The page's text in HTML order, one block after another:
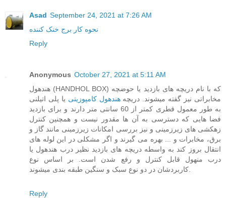
Asad September 24, 2021 at 7:26 AM
نحوه کار برج خنک کننده
Reply
Anonymous October 27, 2021 at 5:11 AM
هندهول (HANDHOL BOX) که با نام دریچه های بازدید یا حوضچه
مخابراتی نیز گفته میشوند. دریچههندهول کامپوزیتی یا پلی اتیلنی
به طور معمول قطری کمتر از 60 سانتی متر دارند و برای بازدید
فضا هایی که دسترسی به آن ها مقدور نیست و همچنین کنترل
زهکشی های زیرزمینی و نیز بررسی امکانات زیرزمینی مانند گاز و
برق، مخابرات و ... بهره می گیرند و اگر مشکلی در این لوله های
انتقال بروز کند به واسطه دریچه های بازدید نظیر درب هندهول یا
درب منهول قابل کنترل و رفع شدن است. بر اساس نوع
Reply